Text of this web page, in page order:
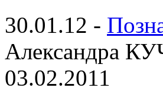
30.01.12 -
Александра
03.02.2011